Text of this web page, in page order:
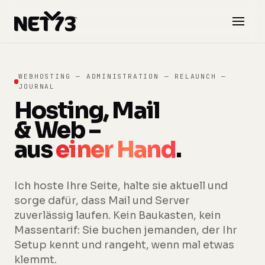
WEBHOSTING — ADMINISTRATION — RELAUNCH —
JOURNAL
Hosting, Mail
& Web –
auseiner Hand.
Ich hoste Ihre Seite, halte sie aktuell und
sorge dafür, dass Mail und Server
zuverlässig laufen. Kein Baukasten, kein
Massentarif: Sie buchen jemanden, der Ihr
Setup kennt und rangeht, wenn mal etwas
klemmt.